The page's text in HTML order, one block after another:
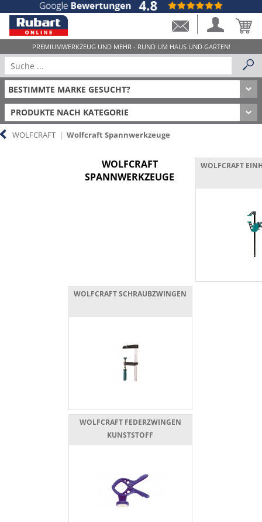
PRODUKTE NACH KATEGORIE
WOLFCRAFT |Wolfcraft Spannwerkzeuge
WOLFCRAFT
SPANNWERKZEUGE
WOLFCRAFT
WOLFCRAFT SCHRAUBZWINGEN
WOLFCRAFT FEDERZWINGEN
KUNSTSTOFF